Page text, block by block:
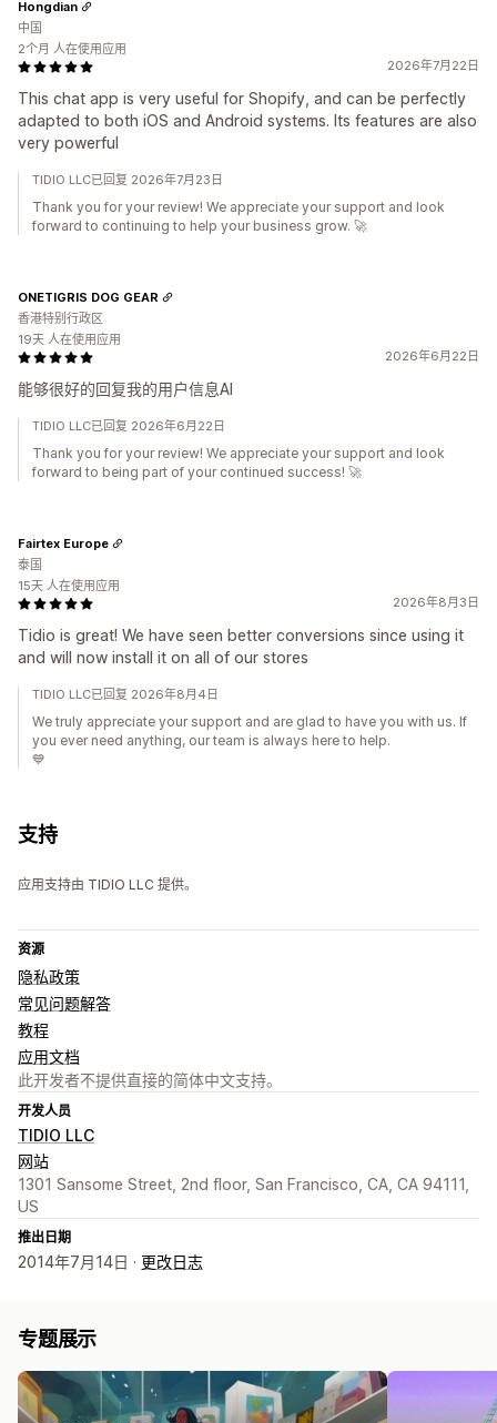
2026年7月22日
This chat app is very useful for Shopify, and can be perfectly
adapted to both iOS and Android systems. Its features are also
very powerful
Hongdian
中国
2个月 人在使用应用
TIDIO LLC已回复 2026年7月23日
Thank you for your review! We appreciate your support and look
forward to continuing to help your business grow. 🚀
2026年6月22日
能够很好的回复我的用户信息AI
ONETIGRIS DOG GEAR
香港特别行政区
19天 人在使用应用
TIDIO LLC已回复 2026年6月22日
Thank you for your review! We appreciate your support and look
forward to being part of your continued success! 🚀
2026年8月3日
Tidio is great! We have seen better conversions since using it
and will now install it on all of our stores
Fairtex Europe
泰国
15天 人在使用应用
TIDIO LLC已回复 2026年8月4日
We truly appreciate your support and are glad to have you with us. If
you ever need anything, our team is always here to help.
💙
支持
应用支持由 TIDIO LLC 提供。
资源
隐私政策
常见问题解答
教程
应用文档
此开发者不提供直接的简体中文支持。
开发人员
TIDIO LLC
网站
1301 Sansome Street, 2nd floor, San Francisco, CA, CA 94111,
US
推出日期
2014年7月14日 · 更改日志
专题展示